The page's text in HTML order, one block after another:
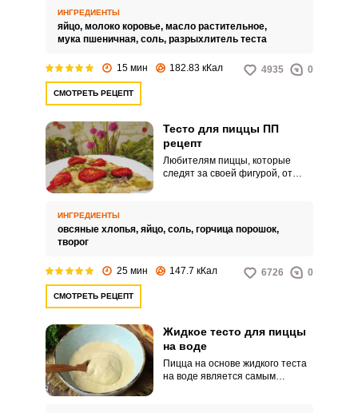
классическому рецепту без
дрожжей, получается более
нежным за счет использования
тестом пицца в готовом виде
ИНГРЕДИЕНТЫ
яйцо, молоко коровье, масло растительное,
мука пшеничная, соль, разрыхлитель теста
15 мин 182.83 кКал 4935 0
СМОТРЕТЬ РЕЦЕПТ
Тесто для пиццы ПП
рецепт
Любителям пиццы, которые
следят за своей фигурой, от
приготовления диетического
теста до безобразия прост.
ИНГРЕДИЕНТЫ
овсяные хлопья, яйцо, соль, горчица порошок,
творог
25 мин 147.7 кКал 6726 0
СМОТРЕТЬ РЕЦЕПТ
Жидкое тесто для пиццы
на воде
Пицца на основе жидкого теста
на воде является самым